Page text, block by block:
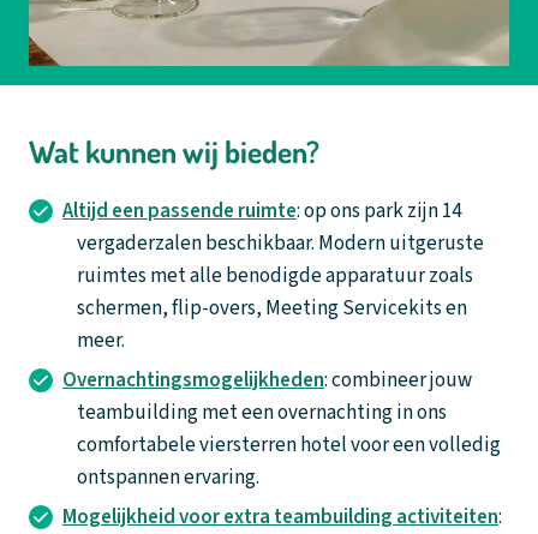
Wat kunnen wij bieden?
Altijd een passende ruimte: op ons park zijn 14
vergaderzalen beschikbaar. Modern uitgeruste
ruimtes met alle benodigde apparatuur zoals
schermen, flip-overs, Meeting Servicekits en
meer.
Overnachtingsmogelijkheden: combineer jouw
teambuilding met een overnachting in ons
comfortabele viersterren hotel voor een volledig
ontspannen ervaring.
Mogelijkheid voor extra teambuilding activiteiten: